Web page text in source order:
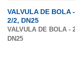
VALVULA DE BOLA
2/2, DN25
VALVULA DE BOLA -
DN25